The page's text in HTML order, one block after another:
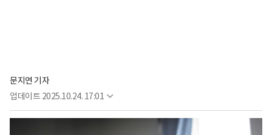
문지연 기자
업데이트 2025.10.24. 17:01